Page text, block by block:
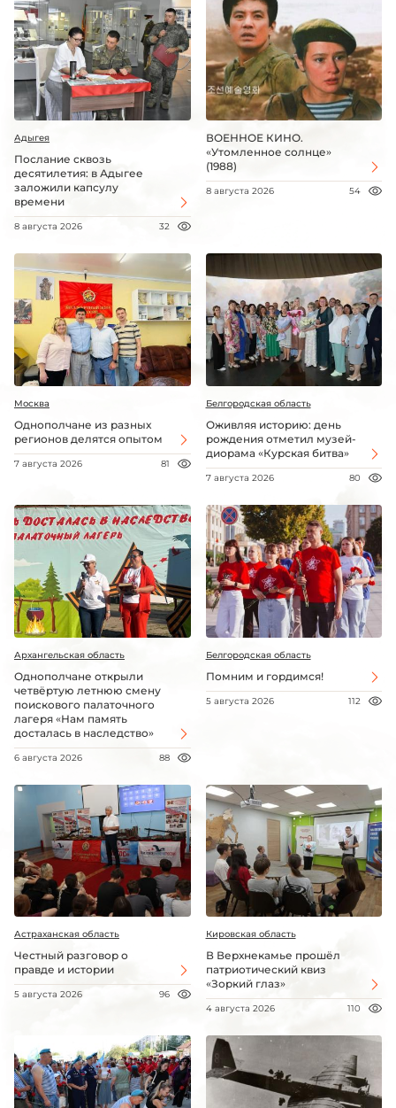
Адыгея
Послание сквозь
десятилетия: в Адыгее
заложили капсулу
времени
8 августа 2026 32
ВОЕННОЕ КИНО.
«Утомленное солнце»
(1988)
8 августа 2026 54
Москва
Однополчане из разных
регионов делятся опытом
7 августа 2026 81
Белгородская область
Оживляя историю: день
рождения отметил музей-
диорама «Курская битва»
7 августа 2026 80
Архангельская область
Однополчане открыли
четвёртую летнюю смену
поискового палаточного
лагеря «Нам память
досталась в наследство»
6 августа 2026 88
Белгородская область
Помним и гордимся!
5 августа 2026 112
Астраханская область
Честный разговор о
правде и истории
5 августа 2026 96
Кировская область
В Верхнекамье прошёл
патриотический квиз
«Зоркий глаз»
4 августа 2026 110